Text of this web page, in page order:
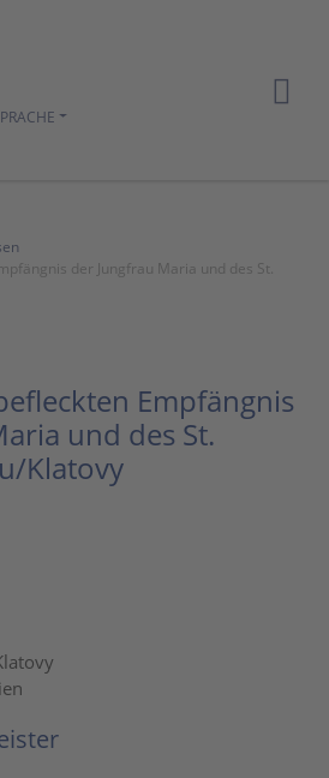
der Jungfrau Maria und des St.
Empfängnis
und des St.
Klatovy